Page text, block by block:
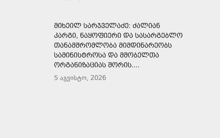
ᲛᲘᲮᲔᲘᲚ ᲡᲐᲠᲯᲕᲔᲚᲐᲫᲔ: ᲫᲐᲚᲘᲐᲜ
ᲙᲐᲠᲒᲘ, ᲜᲐᲧᲝᲤᲘᲔᲠᲘ ᲓᲐ ᲡᲐᲡᲐᲠᲒᲔᲑᲚᲝ
ᲗᲐᲜᲐᲛᲨᲠᲝᲛᲚᲝᲑᲐ ᲛᲘᲛᲓᲘᲜᲐᲠᲔᲝᲑᲡ
ᲡᲐᲛᲘᲜᲘᲡᲢᲠᲝᲡᲐ ᲓᲐ ᲛᲨᲝᲑᲔᲚᲗᲐ
ᲝᲠᲒᲐᲜᲘᲖᲐᲪᲘᲐᲡ ᲨᲝᲠᲘᲡ....
5 აგვისტო, 2026